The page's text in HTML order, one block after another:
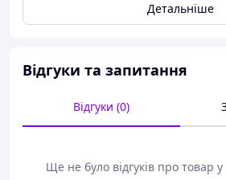
Детальніше
Відгуки та запитання
Відгуки (0)
Ще не було відгуків про товар